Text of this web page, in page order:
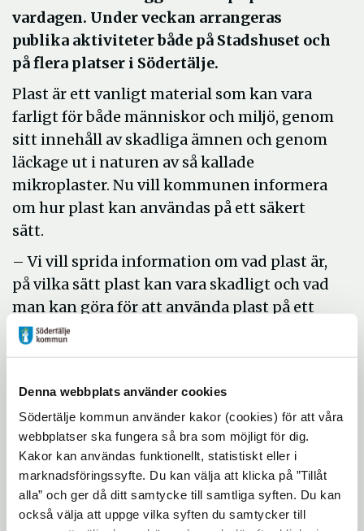
Denna webbplats använder cookies
Södertälje kommun använder kakor (cookies) för att våra
webbplatser ska fungera så bra som möjligt för dig.
Kakor kan användas funktionellt, statistiskt eller i
marknadsföringssyfte. Du kan välja att klicka på ”Tillåt
alla” och ger då ditt samtycke till samtliga syften. Du kan
också välja att uppge vilka syften du samtycker till
vardagen. Under veckan arrangeras
publika aktiviteter både på Stadshuset och
på flera platser i Södertälje.
Plast är ett vanligt material som kan vara
farligt för både människor och miljö, genom
sitt innehåll av skadliga ämnen och genom
läckage ut i naturen av så kallade
mikroplaster. Nu vill kommunen informera
om hur plast kan användas på ett säkert
sätt.
– Vi vill sprida information om vad plast är,
på vilka sätt plast kan vara skadligt och vad
man kan göra för att använda plast på ett
säkert sätt, säger miljökontorets chef
Helena Götherfors. Det är en viktig fråga
vardagsmiljö. Vi är väldigt taggade och ser
fram emot att prata plast med
Södertäljeborna.
Onsdagen den 14 september finns det
möjlighet att fråga miljökontorets
medarbetare om kemikalier och plast på